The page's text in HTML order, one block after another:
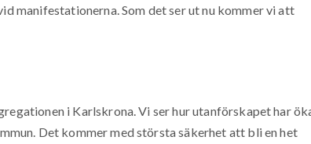
manifestationerna. Som det ser ut nu kommer vi att
i Karlskrona. Vi ser hur utanförskapet har
Det kommer med största säkerhet att bli en het